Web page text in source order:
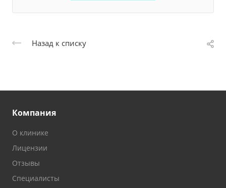
Назад к списку
Компания
О клинике
Лицензии
Отзывы
Специалисты